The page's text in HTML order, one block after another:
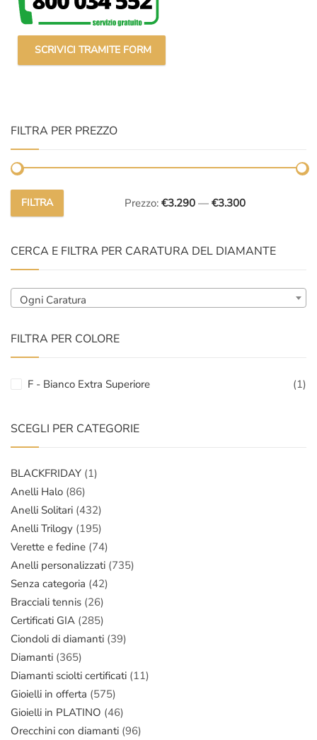
SCRIVICI TRAMITE FORM
FILTRA PER PREZZO
Prezzo
Prezzo
FILTRA Prezzo: €3.290 — €3.300
CERCA E FILTRA PER CARATURA DEL DIAMANTE
Ogni Caratura
FILTRA PER COLORE
F - Bianco Extra Superiore (1)
SCEGLI PER CATEGORIE
BLACKFRIDAY (1)
Anelli Halo (86)
Anelli Solitari (432)
Anelli Trilogy (195)
Verette e fedine (74)
Anelli personalizzati (735)
Senza categoria (42)
Bracciali tennis (26)
Certificati GIA (285)
Ciondoli di diamanti (39)
Diamanti (365)
Diamanti sciolti certificati (11)
Gioielli in offerta (575)
Gioielli in PLATINO (46)
Orecchini con diamanti (96)